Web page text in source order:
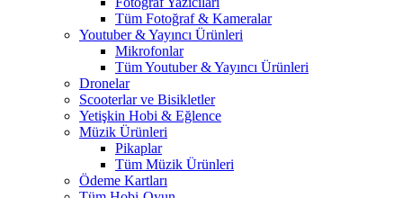
Tüm Fotoğraf & Kameralar
Youtuber & Yayıncı Ürünleri
Mikrofonlar
Tüm Youtuber & Yayıncı Ürünleri
Dronelar
Scooterlar ve Bisikletler
Yetişkin Hobi & Eğlence
Müzik Ürünleri
Pikaplar
Tüm Müzik Ürünleri
Ödeme Kartları